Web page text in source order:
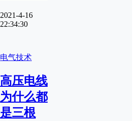
2021-4-16
22:34:30
电气技术
高压电线
为什么都
是三根